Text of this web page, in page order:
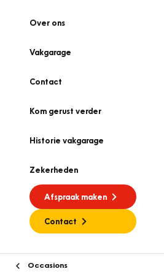
Over ons
Vakgarage
Contact
Kom gerust verder
Historie vakgarage
Zekerheden
Afspraak maken
Contact
Occasions